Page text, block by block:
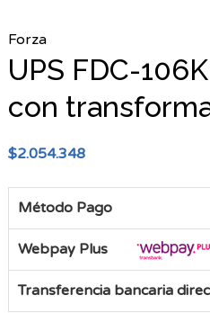
Forza
UPS FDC-
con
$2.054.348
Método Pago
Webpay Plus
Transferencia bancaria